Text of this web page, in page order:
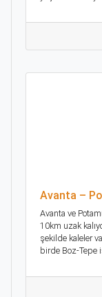
Avanta –
Αvanta ve
10km uzak
şekilde kaleler
birde Boz-Tepe